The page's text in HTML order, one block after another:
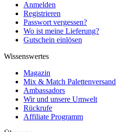
Anmelden
Registrieren
Passwort vergessen?
Wo ist meine Lieferung?
Gutschein einlösen
Wissenswertes
Magazin
Mix & Match Palettenversand
Ambassadors
Wir und unsere Umwelt
Rückrufe
Affiliate Programm